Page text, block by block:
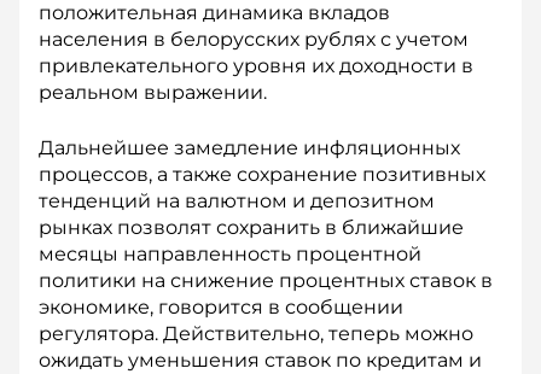
положительная динамика вкладов
населения в белорусских рублях с учетом
привлекательного уровня их доходности в
реальном выражении.
Дальнейшее замедление инфляционных
процессов, а также сохранение позитивных
тенденций на валютном и депозитном
рынках позволят сохранить в ближайшие
месяцы направленность процентной
политики на снижение процентных ставок в
экономике, говорится в сообщении
регулятора. Действительно, теперь можно
ожидать уменьшения ставок по кредитам и